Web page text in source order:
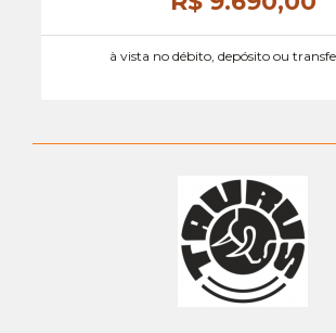
à vista no débito, depósito ou